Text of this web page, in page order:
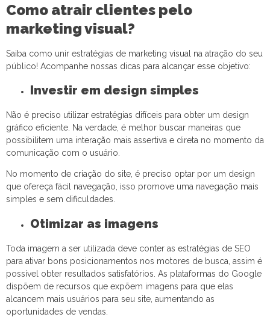
Como atrair clientes pelo
marketing visual?
Saiba como unir estratégias de marketing visual na atração do seu
público! Acompanhe nossas dicas para alcançar esse objetivo:
Investir em design simples
Não é preciso utilizar estratégias difíceis para obter um design
gráfico eficiente. Na verdade, é melhor buscar maneiras que
possibilitem uma interação mais assertiva e direta no momento da
comunicação com o usuário.
No momento de criação do site, é preciso optar por um design
que ofereça fácil navegação, isso promove uma navegação mais
simples e sem dificuldades.
Otimizar as imagens
Toda imagem a ser utilizada deve conter as estratégias de SEO
para ativar bons posicionamentos nos motores de busca, assim é
possível obter resultados satisfatórios. As plataformas do Google
dispõem de recursos que expõem imagens para que elas
alcancem mais usuários para seu site, aumentando as
oportunidades de vendas.